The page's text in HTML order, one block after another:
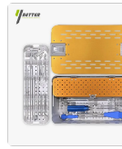
Suzhou
Jiangsu,